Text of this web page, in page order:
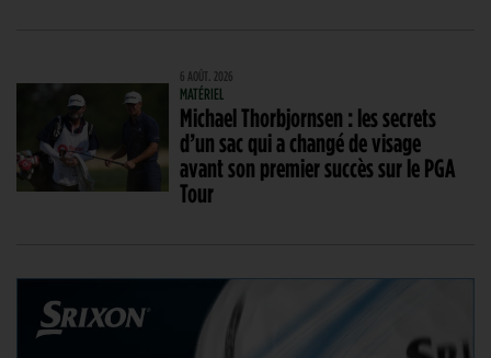
6 AOÛT. 2026
MATÉRIEL
Michael Thorbjornsen : les secrets
d’un sac qui a changé de visage
avant son premier succès sur le PGA
Tour